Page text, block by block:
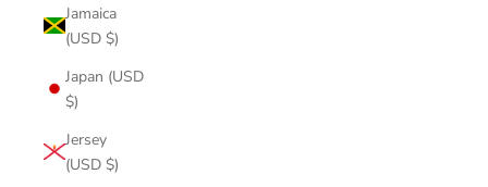
Jamaica
(USD $)
Japan (USD
$)
Jersey
(USD $)